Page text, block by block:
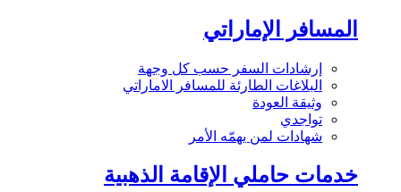
المسافر الإماراتي
إرشادات السفر حسب كل وجهة
البلاغات الطارئة للمسافر الاماراتي
وثيقة العودة
تواجدي
شهادات لمن يهمّه الأمر
خدمات حاملي الإقامة الذهبية